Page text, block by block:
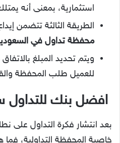
استثمارية، بمعنى أنه
الطريقة الثالثة تتضمن
محفظة تداول في
ويتم تحديد المبلغ
للعميل طلب المحفظة
افضل بنك
بعد انتشار فكرة التداول على
خاصية المحفظة التداولية، فما